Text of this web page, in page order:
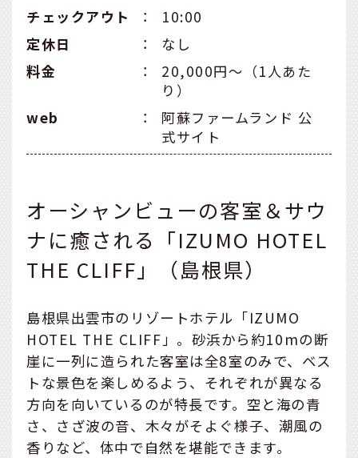
チェックアウト
：
10:00
定休日
：
なし
料金
：
20,000円～（1人あた
り）
web
：
阿蘇ファームランド 公
式サイト
オーシャンビューの客室＆サウ
ナに癒される「IZUMO HOTEL
THE CLIFF」（島根県）
島根県出雲市のリゾートホテル「IZUMO
HOTEL THE CLIFF」。砂浜から約10mの断
崖に一列に造られた客室は全8室のみで、ベス
トな景色を楽しめるよう、それぞれが異なる
方向を向いているのが特長です。空と海の青
さ、さざ波の音、木々がそよぐ様子、潮風の
香りなど、体中で自然を堪能できます。